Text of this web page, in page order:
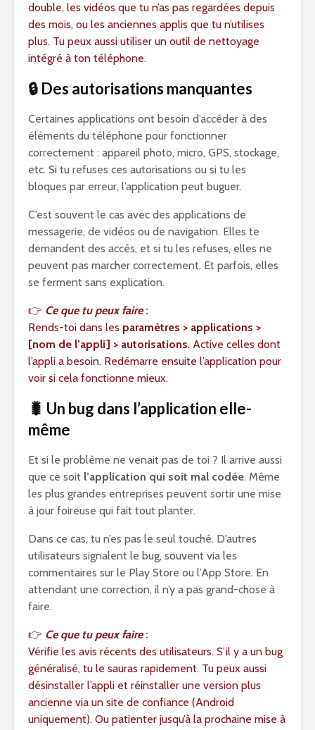
double, les vidéos que tu n’as pas regardées depuis
des mois, ou les anciennes applis que tu n’utilises
plus. Tu peux aussi utiliser un outil de nettoyage
intégré à ton téléphone.
🔒 Des autorisations manquantes
Certaines applications ont besoin d’accéder à des
éléments du téléphone pour fonctionner
correctement : appareil photo, micro, GPS, stockage,
etc. Si tu refuses ces autorisations ou si tu les
bloques par erreur, l’application peut buguer.
C’est souvent le cas avec des applications de
messagerie, de vidéos ou de navigation. Elles te
demandent des accès, et si tu les refuses, elles ne
peuvent pas marcher correctement. Et parfois, elles
se ferment sans explication.
👉 Ce que tu peux faire:
Rends-toi dans les paramètres > applications >
[nom de l’appli] > autorisations. Active celles dont
l’appli a besoin. Redémarre ensuite l’application pour
voir si cela fonctionne mieux.
🐛 Un bug dans l’application elle-
même
Et si le problème ne venait pas de toi ? Il arrive aussi
que ce soit l’application qui soit mal codée. Même
les plus grandes entreprises peuvent sortir une mise
à jour foireuse qui fait tout planter.
Dans ce cas, tu n’es pas le seul touché. D’autres
utilisateurs signalent le bug, souvent via les
commentaires sur le Play Store ou l’App Store. En
attendant une correction, il n’y a pas grand-chose à
faire.
👉 Ce que tu peux faire:
Vérifie les avis récents des utilisateurs. S’il y a un bug
généralisé, tu le sauras rapidement. Tu peux aussi
désinstaller l’appli et réinstaller une version plus
ancienne via un site de confiance (Android
uniquement). Ou patienter jusqu’à la prochaine mise à